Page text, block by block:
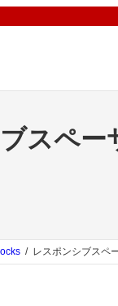
スペ
レスポンシブスペ